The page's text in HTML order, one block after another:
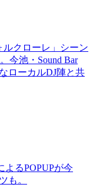
クローレ」シーン
今池・Sound Bar
ローカルDJ陣と共
よるPOPUPが今
も。